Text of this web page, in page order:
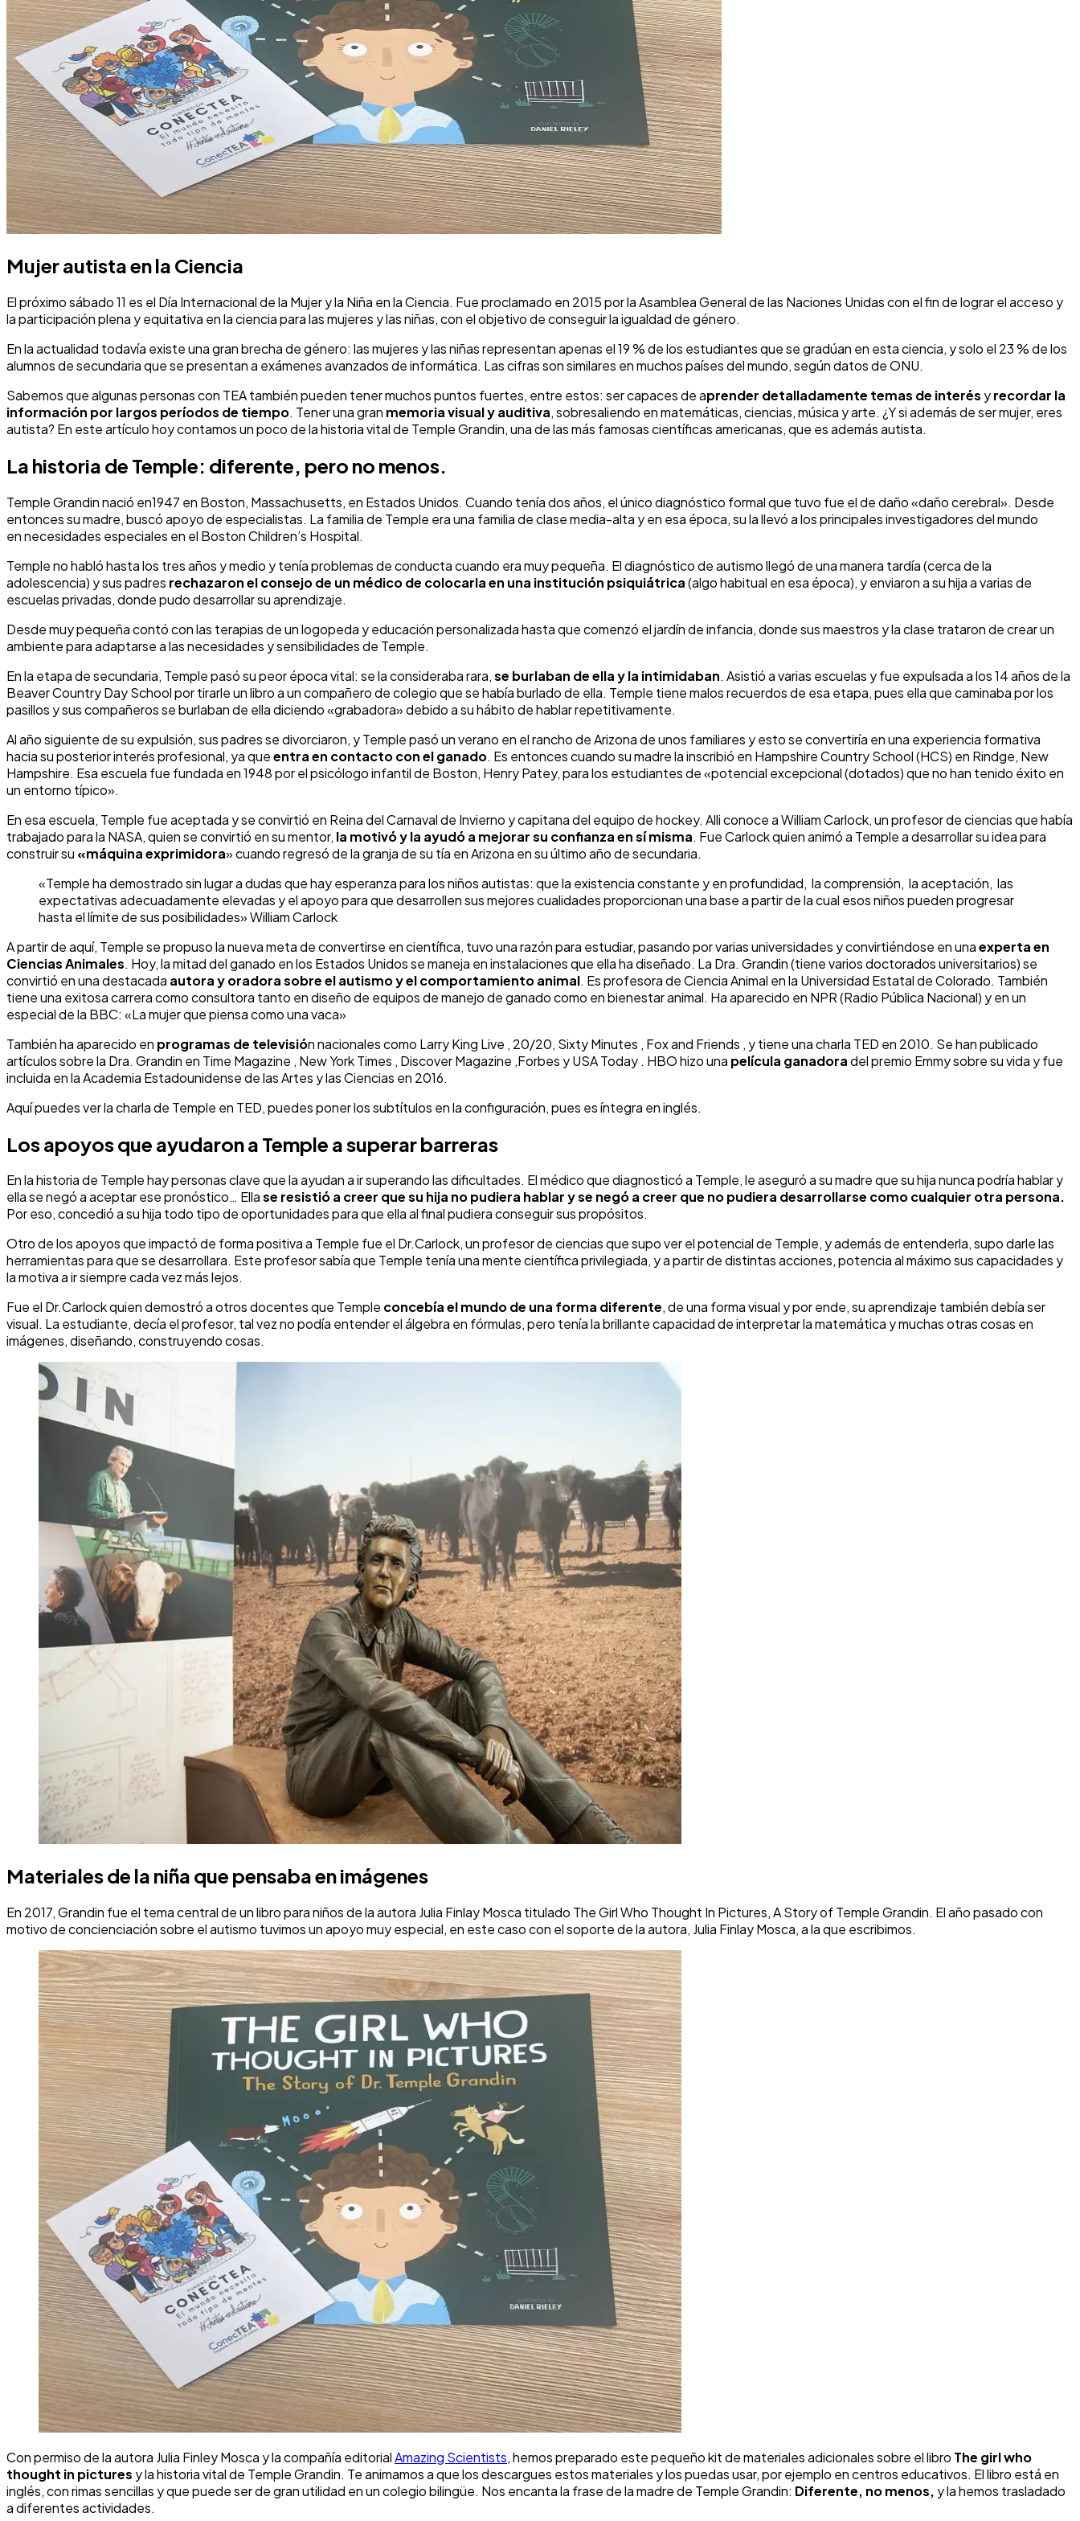
Mujer autista en la Ciencia
El próximo sábado 11 es el Día Internacional de la Mujer y la Niña en la Ciencia. Fue proclamado en 2015 por la Asamblea General de las Naciones Unidas con el fin de lograr el acceso y
la participación plena y equitativa en la ciencia para las mujeres y las niñas, con el objetivo de conseguir la igualdad de género.
En la actualidad todavía existe una gran brecha de género: las mujeres y las niñas representan apenas el 19 % de los estudiantes que se gradúan en esta ciencia, y solo el 23 % de los
alumnos de secundaria que se presentan a exámenes avanzados de informática. Las cifras son similares en muchos países del mundo, según datos de ONU.
Sabemos que algunas personas con TEA también pueden tener muchos puntos fuertes, entre estos: ser capaces de aprender detalladamente temas de interés yrecordar la
información por largos períodos de tiempo. Tener una gran memoria visual y auditiva, sobresaliendo en matemáticas, ciencias, música y arte. ¿Y si además de ser mujer, eres
autista? En este artículo hoy contamos un poco de la historia vital de Temple Grandin, una de las más famosas científicas americanas, que es además autista.
La historia de Temple: diferente, pero no menos.
Temple Grandin nació en1947 en Boston, Massachusetts, en Estados Unidos. Cuando tenía dos años, el único diagnóstico formal que tuvo fue el de daño «daño cerebral». Desde
entonces su madre, buscó apoyo de especialistas. La familia de Temple era una familia de clase media-alta y en esa época, su la llevó a los principales investigadores del mundo
en necesidades especiales en el Boston Children’s Hospital.
Temple no habló hasta los tres años y medio y tenía problemas de conducta cuando era muy pequeña. El diagnóstico de autismo llegó de una manera tardía (cerca de la
adolescencia) y sus padres rechazaron el consejo de un médico de colocarla en una institución psiquiátrica(algo habitual en esa época), y enviaron a su hija a varias de
escuelas privadas, donde pudo desarrollar su aprendizaje.
Desde muy pequeña contó con las terapias de un logopeda y educación personalizada hasta que comenzó el jardín de infancia, donde sus maestros y la clase trataron de crear un
ambiente para adaptarse a las necesidades y sensibilidades de Temple.
En la etapa de secundaria, Temple pasó su peor época vital: se la consideraba rara,se burlaban de ella y la intimidaban. Asistió a varias escuelas y fue expulsada a los 14 años de la
Beaver Country Day School por tirarle un libro a un compañero de colegio que se había burlado de ella. Temple tiene malos recuerdos de esa etapa, pues ella que caminaba por los
pasillos y sus compañeros se burlaban de ella diciendo «grabadora» debido a su hábito de hablar repetitivamente.
Al año siguiente de su expulsión, sus padres se divorciaron, y Temple pasó un verano en el rancho de Arizona de unos familiares y esto se convertiría en una experiencia formativa
hacia su posterior interés profesional, ya queentra en contacto con el ganado. Es entonces cuando su madre la inscribió en Hampshire Country School (HCS) en Rindge, New
Hampshire. Esa escuela fue fundada en 1948 por el psicólogo infantil de Boston, Henry Patey, para los estudiantes de «potencial excepcional (dotados) que no han tenido éxito en
un entorno típico».
En esa escuela, Temple fue aceptada y se convirtió en Reina del Carnaval de Invierno y capitana del equipo de hockey. Alli conoce a William Carlock, un profesor de ciencias que había
trabajado para la NASA, quien se convirtió en su mentor, la motivó y la ayudó a mejorar su confianza en sí misma. Fue Carlock quien animó a Temple a desarrollar su idea para
construir su «máquina exprimidora» cuando regresó de la granja de su tía en Arizona en su último año de secundaria.
«Temple ha demostrado sin lugar a dudas que hay esperanza para los niños autistas: que la existencia constante y en profundidad, la comprensión, la aceptación, las
expectativas adecuadamente elevadas y el apoyo para que desarrollen sus mejores cualidades proporcionan una base a partir de la cual esos niños pueden progresar
hasta el límite de sus posibilidades» William Carlock
A partir de aquí, Temple se propuso la nueva meta de convertirse en científica, tuvo una razón para estudiar, pasando por varias universidades y convirtiéndose en unaexperta en
Ciencias Animales. Hoy, la mitad del ganado en los Estados Unidos se maneja en instalaciones que ella ha diseñado. La Dra. Grandin (tiene varios doctorados universitarios) se
convirtió en una destacada autora y oradora sobre el autismo y el comportamiento animal. Es profesora de Ciencia Animal en la Universidad Estatal de Colorado. También
tiene una exitosa carrera como consultora tanto en diseño de equipos de manejo de ganado como en bienestar animal. Ha aparecido en NPR (Radio Pública Nacional) y en un
especial de la BBC: «La mujer que piensa como una vaca»
También ha aparecido en programas de televisión nacionales como Larry King Live , 20/20, Sixty Minutes , Fox and Friends , y tiene una charla TED en 2010. Se han publicado
artículos sobre la Dra. Grandin en Time Magazine , New York Times , Discover Magazine ,Forbes y USA Today . HBO hizo una película ganadoradel premio Emmy sobre su vida y fue
incluida en la Academia Estadounidense de las Artes y las Ciencias en 2016.
Aquí puedes ver la charla de Temple en TED, puedes poner los subtítulos en la configuración, pues es íntegra en inglés.
Los apoyos que ayudaron a Temple a superar barreras
En la historia de Temple hay personas clave que la ayudan a ir superando las dificultades. El médico que diagnosticó a Temple, le aseguró a su madre que su hija nunca podría hablar y
ella se negó a aceptar ese pronóstico… Ellase resistió a creer que su hija no pudiera hablary se negó a creer que no pudiera desarrollarse como cualquier otra persona.
Por eso, concedió a su hija todo tipo de oportunidades para que ella al final pudiera conseguir sus propósitos.
Otro de los apoyos que impactó de forma positiva a Temple fue el Dr.Carlock, un profesor de ciencias que supo ver el potencial de Temple, y además de entenderla, supo darle las
herramientas para que se desarrollara. Este profesor sabía que Temple tenía una mente científica privilegiada, y a partir de distintas acciones, potencia al máximo sus capacidades y
la motiva a ir siempre cada vez más lejos.
Fue el Dr.Carlock quien demostró a otros docentes que Temple concebía el mundo de una forma diferente, de una forma visual y por ende, su aprendizaje también debía ser
visual. La estudiante, decía el profesor, tal vez no podía entender el álgebra en fórmulas, pero tenía la brillante capacidad de interpretar la matemática y muchas otras cosas en
imágenes, diseñando, construyendo cosas.
Materiales de la niña que pensaba en imágenes
En 2017, Grandin fue el tema central de un libro para niños de la autora Julia Finlay Mosca titulado The Girl Who Thought In Pictures, A Story of Temple Grandin. El año pasado con
motivo de concienciación sobre el autismo tuvimos un apoyo muy especial, en este caso con el soporte de la autora, Julia Finlay Mosca, a la que escribimos.
Con permiso de la autora Julia Finley Mosca y la compañía editorialAmazing Scientists, hemos preparado este pequeño kit de materiales adicionales sobre el libro The girl who
thought in pictures y la historia vital de Temple Grandin. Te animamos a que los descargues estos materiales y los puedas usar, por ejemplo en centros educativos. El libro está en
inglés, con rimas sencillas y que puede ser de gran utilidad en un colegio bilingüe. Nos encanta la frase de la madre de Temple Grandin: Diferente, no menos, y la hemos trasladado
a diferentes actividades.